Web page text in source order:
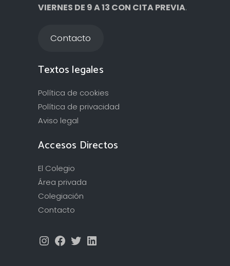
VIERNES DE 9 A 13 CON CITA PREVIA.
Contacto
Textos legales
Política de cookies
Política de privacidad
Aviso legal
Accesos Directos
El Colegio
Área privada
Colegiación
Contacto
Instagram
Facebook
TwitterLinkedIn